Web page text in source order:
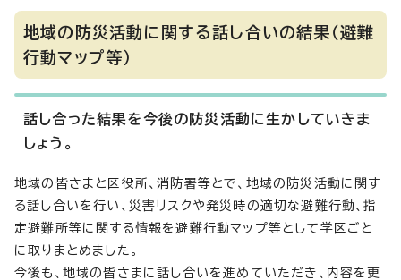
地域の防災活動に関する話し合いの結果（避難
行動マップ等）
話し合った結果を今後の防災活動に生かしていきま
しょう。
地域の皆さまと区役所、消防署等とで、地域の防災活動に関す
る話し合いを行い、災害リスクや発災時の適切な避難行動、指
定避難所等に関する情報を避難行動マップ等として学区ごと
に取りまとめました。
今後も、地域の皆さまに話し合いを進めていただき、内容を更